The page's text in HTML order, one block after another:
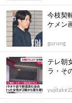
今枝契
ケメン
gurung
テレ朝
ラ・そ